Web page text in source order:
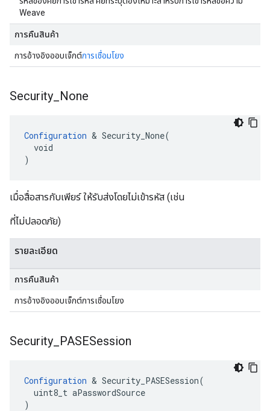
Weave
การคืนสินค้า
การอ้างอิงออบเจ็กต์การเชื่อมโยง
Security None
Configuration & Security_None(
  void
)
เมื่อสื่อสารกับเพียร์ ให้รับส่งโดยไม่เข้ารหัส (เช่น
ที่ไม่ปลอดภัย)
รายละเอียด
การคืนสินค้า
การอ้างอิงออบเจ็กต์การเชื่อมโยง
Security PASESession
Configuration & Security_PASESession(
  uint8_t aPasswordSource
)